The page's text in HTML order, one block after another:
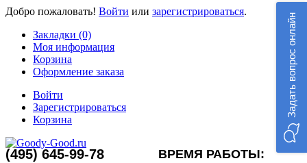
Добро пожаловать! Войти или зарегистрироваться.
Закладки (0)
Моя информация
Корзина
Оформление заказа
Войти
Зарегистрироваться
Корзина
(495) 645-99-78 ВРЕМЯ РАБОТЫ:
Задать вопрос онлайн